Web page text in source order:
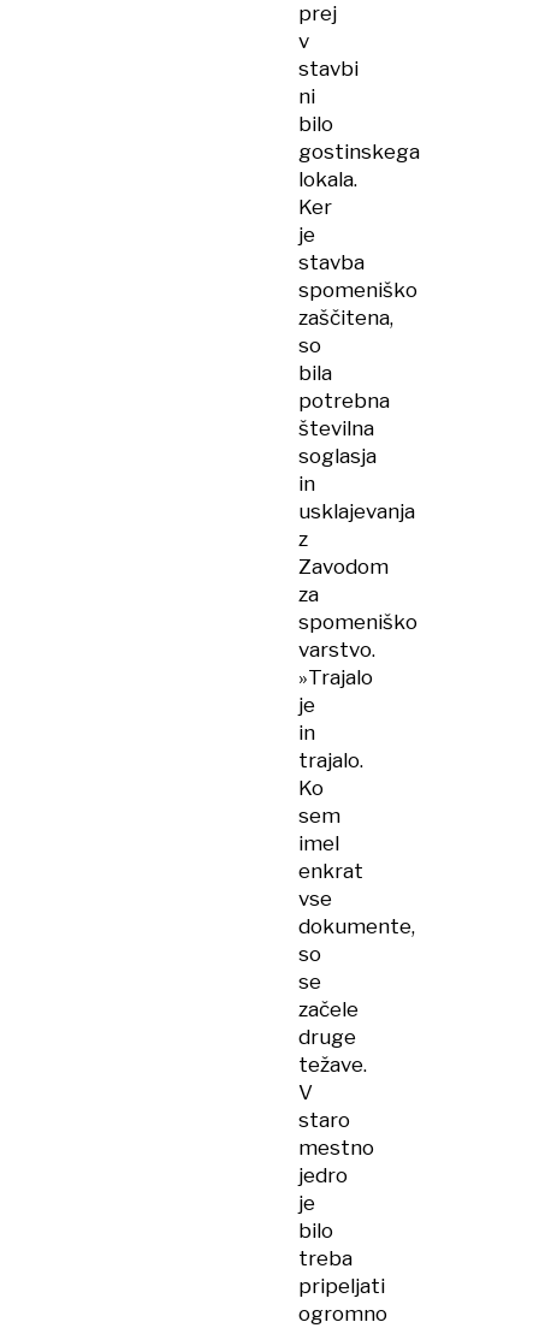
prej
v
stavbi
ni
bilo
gostinskega
lokala.
Ker
je
stavba
spomeniško
zaščitena,
so
bila
potrebna
številna
soglasja
in
usklajevanja
z
Zavodom
za
spomeniško
varstvo.
»Trajalo
je
in
trajalo.
Ko
sem
imel
enkrat
vse
dokumente,
so
se
začele
druge
težave.
V
staro
mestno
jedro
je
bilo
treba
pripeljati
ogromno